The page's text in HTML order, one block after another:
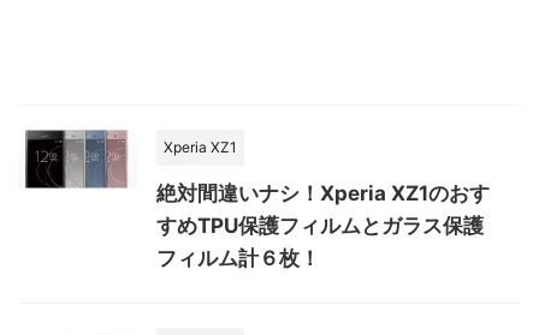
Xperia XZ1
絶対間違いナシ！Xperia XZ1のおす
すめTPU保護フィルムとガラス保護
フィルム計６枚！